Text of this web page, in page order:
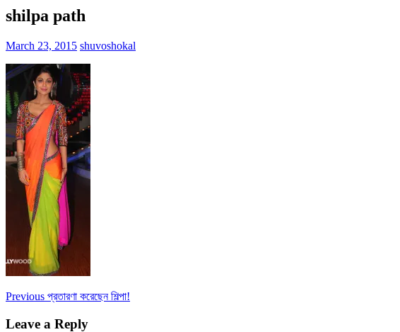
shilpa path
March 23, 2015 shuvoshokal
Post
navigation
Previous Previous
প্রতারণা করেছেন শিল্পা!
Leave a Reply